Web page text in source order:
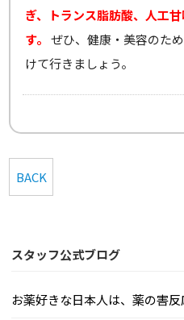
ぎ、トランス脂肪酸、人工
す。 ぜひ、健康・美容のた
けて行きましょう。
BACK
スタッフ公式ブログ
お薬好きな日本人は、薬の害反